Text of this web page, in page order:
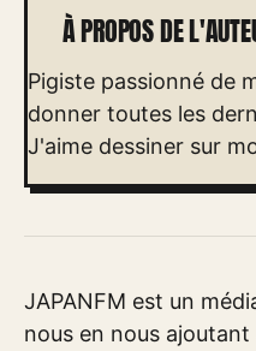
À PROPOS DE
Pigiste passionné de
donner toutes les
J'aime dessiner sur
JAPANFM est un
nous en nous